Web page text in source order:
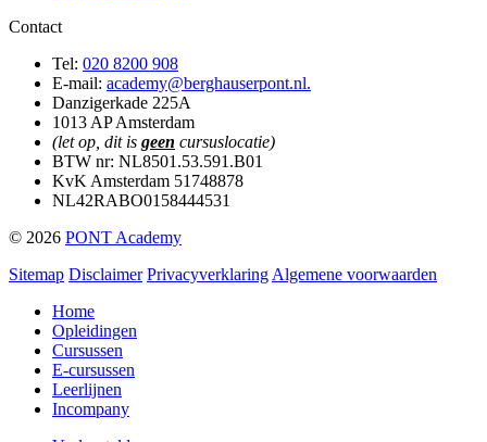
Contact
Tel: 020 8200 908
E-mail: academy@berghauserpont.nl.
Danzigerkade 225A
1013 AP Amsterdam
(let op, dit is geen cursuslocatie)
BTW nr: NL8501.53.591.B01
KvK Amsterdam 51748878
NL42RABO0158444531
© 2026 PONT Academy
Sitemap Disclaimer Privacyverklaring Algemene voorwaarden
Home
Opleidingen
Cursussen
E-cursussen
Leerlijnen
Incompany